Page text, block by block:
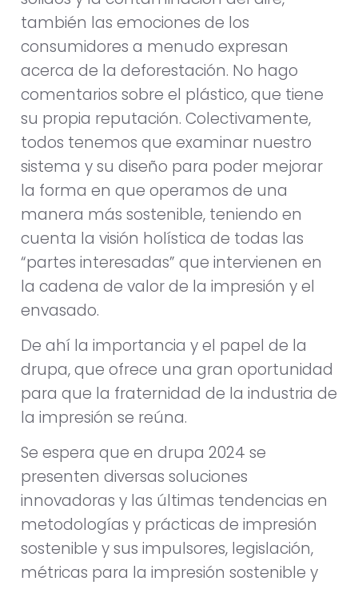
también las emociones de los
consumidores a menudo expresan
acerca de la deforestación. No hago
comentarios sobre el plástico, que tiene
su propia reputación. Colectivamente,
todos tenemos que examinar nuestro
sistema y su diseño para poder mejorar
la forma en que operamos de una
manera más sostenible, teniendo en
cuenta la visión holística de todas las
“partes interesadas” que intervienen en
la cadena de valor de la impresión y el
envasado.
De ahí la importancia y el papel de la
drupa, que ofrece una gran oportunidad
para que la fraternidad de la industria de
la impresión se reúna.
Se espera que en drupa 2024 se
presenten diversas soluciones
innovadoras y las últimas tendencias en
metodologías y prácticas de impresión
sostenible y sus impulsores, legislación,
métricas para la impresión sostenible y